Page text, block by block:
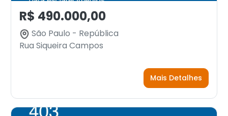
R$ 490.000,00
São Paulo - República
Rua Siqueira Campos
Mais Detalhes